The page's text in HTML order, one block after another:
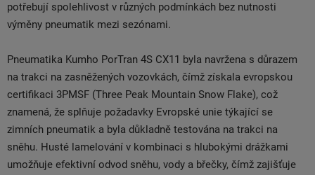
potřebují spolehlivost v různých podmínkách bez nutnosti
výměny pneumatik mezi sezónami.
Pneumatika Kumho PorTran 4S CX11 byla navržena s důrazem
na trakci na zasněžených vozovkách, čímž získala evropskou
certifikaci 3PMSF (Three Peak Mountain Snow Flake), což
znamená, že splňuje požadavky Evropské unie týkající se
zimních pneumatik a byla důkladně testována na trakci na
sněhu. Husté lamelování v kombinaci s hlubokými drážkami
umožňuje efektivní odvod sněhu, vody a břečky, čímž zajišťuje